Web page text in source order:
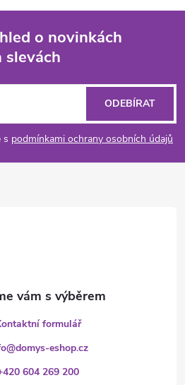
o novinkách
slevách
s podmínkami ochrany osobních údajů
ODEBÍRAT
formulář
@domys-eshop.cz
604 269 200